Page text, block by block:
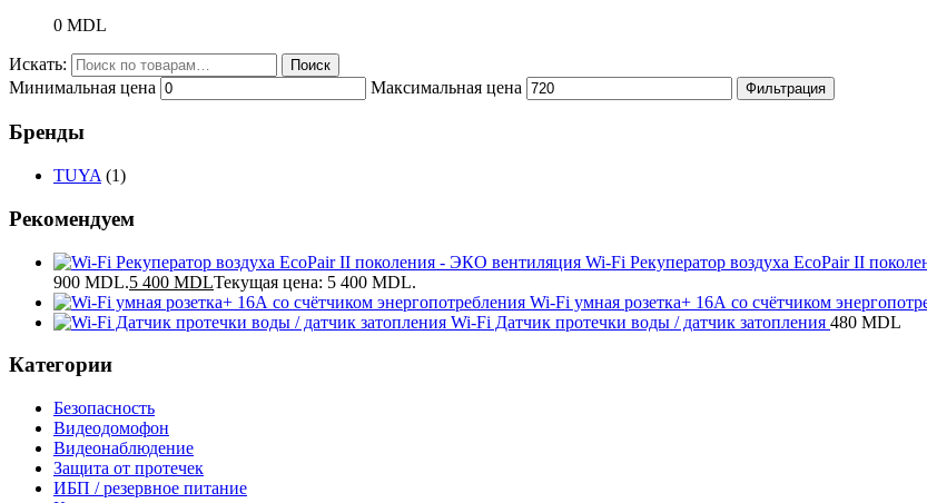
0 MDL
Искать: Поиск
Минимальная цена Максимальная цена Фильтрация
Бренды
TUYA (1)
Рекомендуем
Wi-Fi Рекуператор воздуха EcoPair II
900 MDL.5 400 MDLТекущая цена: 5 400 MDL.
Wi-Fi умная розетка+ 16А со счётчиком
Wi-Fi Датчик протечки воды / датчик затопления 480 MDL
Категории
Безопасность
Видеодомофон
Видеонаблюдение
Защита от протечек
ИБП / резервное питание